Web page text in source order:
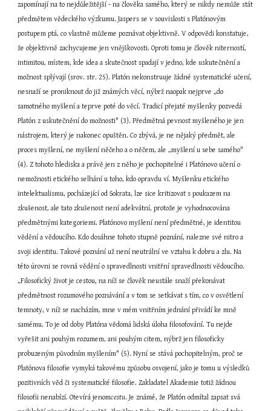
zapomínají na to nejdůležitější - na člověka samého, který se nikdy nemůže stát
předmětem vědeckého výzkumu. Jaspers se v souvislosti s Platónovým
postupem ptá, co vlastně můžeme poznávat objektivně. V odpovědi konstatuje,
že objektivně zachycujeme jen vnějškovosti. Oproti tomu je člověk niterností,
intimitou, místem, kde idea a skutečnost spadají v jedno, kde uskutečnění a
možnost splývají (srov. str. 25). Platón nekonstruuje žádné systematické učení,
nesnaží se proniknout do již známých věcí, nýbrž naopak nejprve „do
samotného myšlení a teprve poté do věcí. Tradicí přejaté myšlenky pozvedá
Platón z uskutečnění do možnosti" (3). Předmětná pevnost myšleného je jen
nástrojem, který je nakonec opuštěn. Co zbývá, je ne nějaký předmět, ale
proces myšlení, ne myšlení něčeho a o něčem, ale „myšlení u sebe samého"
(4). Z tohoto hlediska a právě jen z něho je pochopitelné i Platónovo učení o
nemožnosti etického selhání u toho, kdo opravdu ví. Myšlenku etického
intelektualismu, pocházející od Sokrata, lze sice kritizovat s poukazem na
zkušenost, ale tato zkušenost není adekvátní, protože je vyhodnocována
předmětnými kategoriemi. Platónovo myšlení není předmětné, je identitou
vědění a vědoucího. Kdo dosáhne tohoto stupně poznání, nalezne své nitro a
svoji identitu. Takové poznání už není neutrální ve vztahu k dobru a zlu. Na
této úrovni se rovná vědění o spravedlnosti vnitřní spravedlnosti vědoucího.
„Filosofický život je cestou, na níž se člověk neustále snaží překonávat
předmětnost rozumového poznávání a v tom se setkávat s tím, co v osvětlení
temnoty, v níž se nacházím, mne v mém vnitřním jednání přivádí ke mně
samému. To je od doby Platóna vědomá lidská úloha filosofování. Tu nejde
vyřešit ani pouhým rozumem, ani pouhým citem, nýbrž jen filosoficky
probuzeným původním myšlením" (5). Nyní se stává pochopitelným, proč se
Platónova filosofie vymyká takovému způsobu osvojení, jako je tomu u výsledků
pozitivních věd či systematické filosofie. Zakladatel Akademie totiž žádnou
filosofii nenabízí. Otevírá jenomcestu. Je známé, že Platón odmítal zapsat svá nejhlubší přesvědčení o světě, člověku a Bohu. Podle Jasperse se důvod toho nenalézá v Platónově nevoli sdělit tajně věděné, ale v povaze věci samé. „V žádném případě nechce Platón říci, že by skrýval něco vyslovitelného. Spíše povaha věci nedovoluje doktrinální fixaci, aniž by přitom došlo ke ztrátě věci samé" (6). Pokusy o referátovou reprodukci Platónova myšlení nutně selhávají v té míře, v jaké ho představují jako uzavřený, již hotový celek (srov. str. 42). Pravda tohoto myšlení je v procesu, nejde o filosofii, ale o filosofování. Důkazem toho je i forma, v níž se uskutečňuje. Tou formou je dialog. V dialogu se mluvčí obrací na posluchače a vzápětí se role obracejí - posluchač se stává mluvčím. Kdyby mluvčí již vlastnil hotovou doktrínu, nepustil by druhého ke slovu, jedině tak ke kladení otázek, v nichž by se zračila nevědomost tázajícího se, ne dotazovaného. Platónský dialog však probíhá jinak - hledání pravdy je společné, nikdo ze zúčastěných ji bez toho druhého nevlastní. Jaspers ve shodě s Platónem připouští, že k pravému dialogu náleží i možnost, ba dokonce nutnost vyvracení mylných názorů oponenta, pokud se během dialogu vyskytnou (srov. str. 45-47). Uzavírání slepých uliček hledání není jediným smyslem apelu k rozpornosti určité pozice. Jaspers věří, že rozpornost může naopak nové možnosti otevírat: „... co nejprve končí v aporiích, to se dialekticky stává prostředkem spekulace tak, že se pomocí protikladů proniká do hloubky" (7). Jaspers nachází u Platóna vhodné prostředky k prosvětlení lidské existence vedoucí přes vědomé zhroucení všech jistot ulpívajících na předmětech: „Osvícení se odehrává v samotném myšlení, v jiném myšlení, než je běžné rozumové rozvažování. Odehrává se v překročení všeho toho, co je ve vědomí uchopeno v jasné určitosti. Každá překračující myšlenka je znovu překračována, dokud se nenaplní v ztroskotání pouhého myšlení, ovšem uskutečněném tímto myšlením" (8). Platón zachraňuje člověka z propadnutí předmětnosti-vědecké objektivitě a ukazuje mu cestu k sobě samému. Jeho stanovisko není jen skeptickým sebestažením do klidu vlastního nitra, nýbrž spočívá v „očekávajícím postoji, v připravenosti" (str. 77). Antický zakladatel Akademie je sice v mnohém kritizovatelný - např. kvůli jeho necitlivosti ke konkrétní mezilidské lásce - ale jeho přínos pro opravdové filosofování je Jaspersem hodnocen velmi vysoko. Německý myslitel upozorňuje na lehkost zfalšování Platónova odkazu, které na sebe může brát různé podoby. Vyskytuje se všude tam, kde se postrádá „smysl pro nepřímé sdělení, když jsou nauky přijímány čistě předmětně a doslovně", kde dochází k „omezení se na vědecké oblasti nebo na náboženství či státnictví", kde se obětuje syntéza protikladů ve prospěch hierarchie a kontinuity, kde „se proměňuje připodobnění se božskému ve skutečnosti tohoto života v unio mystica, ve spojení s božstvem", což všechno znamená ztrátu vnitřně svobodného poměru k myšlení a k utváření vlastního životního projektu (srov. str. 93). Jaspers zařazuje mezi zakladatele autentického filosofování i pozdně antického a raně křesťanského myslitele Augustina. Při výkladu Augustinova díla Jaspers nešetří kritikou, jíž dává jednoznačně najevo, že pokud u tohoto autora narážíme na něco ještě dnes přínosného a zhodnotitelného, pak je to ne díky, ale navzdory jeho křesťanskému přesvědčení. Jaspers vystopovává v Augustinových úvahách četné existenciální motivy, které se vyznačují odklonem od „vědeckých" objektivistických zájmů a hledačským příklonem k subjektu v jeho historické nahodilosti. S uspokojením cituje známý Augustinův výrok, jenž je jakoby základním programem niterného hledání pravdy severoafrického biskupa: „Noli foras ire, in te ipsum redi; in interiore homine habitat veritas; et si tuam naturam mutabilem inveneris, transcende et te ipsum" (nevycházej ven, vrať se k sobě samému; v nitru člověka přebývá pravda; a když poznáš svou měnlivou přirozenost, překroč i sám sebe). Jaspers míní oddělit plevy od zrn, když přikračuje k rozlišování mezi tím, co je u Augustina filosoficky hodnotné, a co nikoli. Křesťanské aspekty jeho myšlení neprocházejí hustým sítem kritiky moderního existencialisty. Přesto se Jaspers alespoň pozastavuje nad tím, že člověk Augustinovy hloubky - a nejde samozřejmě jen o něj - přijímal při svém filosofickém nadání i křesťanskou víru a nedokázal ji svým myšlením překonat. V této souvislosti klade otázku, na níž postupně odpovídá jen nepřímo: „Bloudili lidé vysokého stupně, kteří dokázali myslet přísně a hluboce a kteří vytvářeli skvělá umělecká a básnická díla, celá tisíciletí jen v pouhém omylu?" Z Jaspersova dalšího podání lze vyčíst, kde odpověď na tuto otázku spatřuje. Tito lidé, včetně samotného Augustina, se podle něj nemýlili v tom, že směřovali nad své omezené historické možnosti - naopak v tom se autenticky realizovali jako lidé - nýbrž v tom, že uvěřili zjevení a podsunuli svému transcendentnímu směřování předmětnou podobu. Právě pro tento skluz k objektivaci transcendentna Jaspers Augustina vydatně kritizuje. Augustin se díky své víře v očistec, v kult svatých, v účinnost svátostí, v zázraky, v ďábla atd. stal obětí pověry (srov. str. 125-126 a 163). Největší pověře pak propadl svou vírou v božství Ježíše Krista (srov. str. 127-128 a 132) (9). Jaspers poukazuje na četné nesrovnalosti v Augustinových postojích, ale protože uznává, že šlo o mimořádně nadaného a bystrého ducha, přikládá mnohým těmto neshodám a rozporům pozitivní význam: „Nic není lehčího než nalézat u Augustina rozpory. Rozumíme jim jako rysu jeho velikosti. Žádná filosofie není bez rozporů - a žádný myslitel nemůže rozpor chtít. Ale Augustin patří k myslitelům, kteří se k rozporům odvažují, kteří drží napětí obrovských rozporů při životě. Nepatří k myslitelům, kteří od počátku směřují k bezrozpornosti; spíše nechává své myšlení vyúsťovat do rozporů, když chce poznávat Boha. Augustin rozpory neodstraňuje, ba co více: žene je do extrému. Nechává nás pocítit vzrušující mezní otázku, zda a kde musíme narážet na rozpory: totiž všude tam, kde se chceme vytrženi původem bytí a nepodmíněným chtěním myšlenkově, tj. jazykově vyjádřit. Protože se zde ihned zaplétáme do rozporů, byla by tu bezrozpornost existenční smrtí a zničením samotného myšlení. Jelikož Augustin postihl rozpory, které leží v přirozenosti věcí, vychází od něj až do naší doby vzrušující síla" (str. 167). Nejvíce prostoru - a to opět ne náhodou - věnuje Jaspers filosofii I. Kanta. Detailně seznamuje čtenáře se všemi předkritickými a kritickými spisy königbergského profesora a uvádí je zasvěceně do jejich obsahů. Připomíná známou Kantovu kritiku čtyř Aristotelových sylogistických figur a vyzvedá omezenou použitelnost formální logiky při zpracovávání nejdůležitějších filosofických témat (srov. str. 186-189). Jeden z nejtypičtějších rysů Kantova myšlení spočívá v rozpojení teorie a praxe, v odluce metafysiky od etiky. „Metafysiky není třeba k pojištění morálky a víry. Není nutné dokázat Boha, ale je nutné být o jsoucnosti Boha přesvědčen. Oddělení, které se započalo v protestantské víře, oddělení mezi vyznáním dogmat a životní praxí, se vtěluje do Kantova filosofování" (str. 191). Jaspers ví, že Kantova kritika klasické metafysiky není povrchová, ale že jde do té největší možné hloubky. Zatímco si filosofové před Kantem mysleli, že bytí určuje lidské poznání, po Kantově koperníkánském obratu se tento poměr zásadně změnil - bytí začalo být nahlíženo jako podmíněné a určované lidským poznáním: „Právě postihnout bytí, to se navzdory skvělým a hlubokým myšlenkovým výkonům staré metafysiky ukázalo jako marné, pokud měl být výsledek platný pro všechny. Kant doufal, že nalezne pevný základ, když vyšel od toho, co se každému ukazuje, když chce poznávat. Bytí zůstává nejvlastnějším zájmem. Aby však bylo postiženo čistě, bez iluzí a prosvětleně, musí být pochopeno místo, v němž se ukazuje. Tím místem je naše existence (unser Dasein). Naše existence je vědomí. Prosvětlení vědomí je prosvětlením našeho myšlení. Má existence je bytí, které ví o něčem a o sobě samém. Prosvětlení vědomí jako myšlení se ve svém úmyslu netýká jen mě jakožto tohoto jedince, nýbrž „vědomí vůbec", já, každého já... To, co v existenci nemohu odmyslet, aniž bych existenci zrušil, je myšlenková forma jako předmětná forma všech věcí. Nic není pro nás než za předpokladu myšlenkových forem. Jejich odpadnutím odpadá i vše předmětné. Nemáme pak žádné vědomí, už nemůžeme mluvit" (10). Tento moderní obrat k člověku, který v pozdějším vývoji zcela převládl a který se stal povinnou vstupní branou do veškeré filosofie se odůvodňuje tím - a též Jaspers sahá k tomuto argumentu - že člověk nedokáže reflektovat bytí z jakéhosi nezaujatého stanoviska, není mu umožněno vyjít sám ze sebe a vidět sebe samého a ostatní bytí nezávisle, objektivně, předmětně. Jedním slovem, perspektiva Boha je nám odepřena: „Ohledně stanoviska k celku skutečnosti je třeba vyžadovat jasnost o tom, co se míní „stanoviskem" ve filosofii. Ukazuje se, že zahrnutí filosofie pod nějaký totální pojem ... je proto neadekvátní, neboť filosofické stanovisko není definovatelné, tj. ani není dokonce jednoznačně vyslovitelné. Kdyby ho bylo možné postihnout tímto způsobem, pak by muselo existovat jiné stanovisko, z jehož hlediska by bylo jednoznačně přehlédnutelné, stanovisko, které by se nevyznačovalo racionální, do vět fixovatelnou pozicí a které by ani nebylo racionálním předpokladem, jako je tomu ve vědecky určených výzkumech. Ale to by nebylo definovatelné stanovisko. Neboť filosofická stanoviska, pro něž je toto slovo nepříslušné, jsou takového druhu, že v nich stojíme, ale nemůžeme je přehlédnout a uspořádat zvenčí. Pokud jim chceme porozumět, jsou nekonečnou úlohou" (str. 393). Jaspers tedy uznává smysluplnost Kantovy doktríny apriorních forem. Jedinou kritiku v tomto ohledu si Kant zasluhuje v tom, že stanovil definitivní počet těchto forem. Jelikož se nám kategorie zjevují u příležitosti historické z